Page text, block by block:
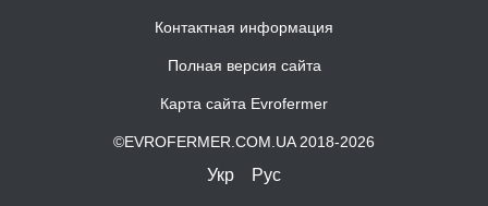
Контактная информация
Полная версия сайта
Карта сайта Evrofermer
©EVROFERMER.COM.UA 2018-2026
Укр Рус